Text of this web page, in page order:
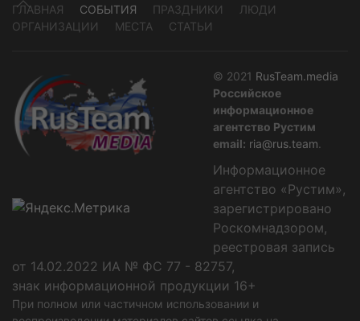
ГЛАВНАЯ СОБЫТИЯ ПРАЗДНИКИ
ЛЮДИ
ОРГАНИЗАЦИИ
МЕСТА СТАТЬИ
© 2021 RusTeam.media
Российское
информационное
агентство Рустим
email: ria@rus.team.
Информационное
агентство «Рустим»,
зарегистрировано
Роскомнадзором,
реестровая запись
от 14.02.2022 ИА № ФС 77 - 82757,
знак информационной продукции 16+
При полном или частичном использовании и